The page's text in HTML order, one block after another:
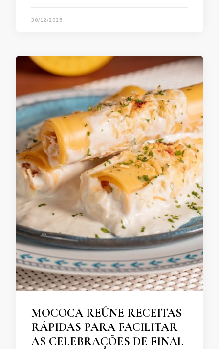
30/12/2025
MOCOCA REÚNE RECEITAS
RÁPIDAS PARA FACILITAR
AS CELEBRAÇÕES DE FINAL